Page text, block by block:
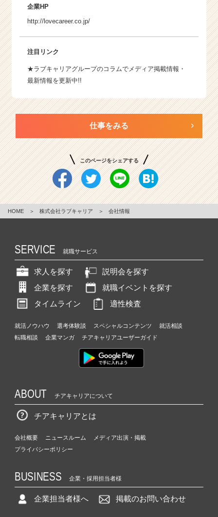
企業HP
http://lovecareer.co.jp/
注目リンク
★ラブキャリアグループのコラムでメディア掲載情報・
最新情報を更新中!!
仕事をみる
このページをシェアする
HOME ＞ 株式会社ラブキャリア ＞ 会社情報
SERVICE 就職サービス
求人を探す
説明会を探す
企業を探す
就職イベントを探す
タイムライン
適性検査
就活ノウハウ 選考体験談 スペシャルコンテンツ
就活相談
転職相談
企業マンガ チアキャリアユーザーガイド
ABOUT チアキャリアについて
チアキャリアとは
会社概要 ニュースルーム
メディア出演・掲載
プライバシーポリシー
BUSINESS 企業・採用担当者様
企業担当者様へ 掲載のお問い合わせ